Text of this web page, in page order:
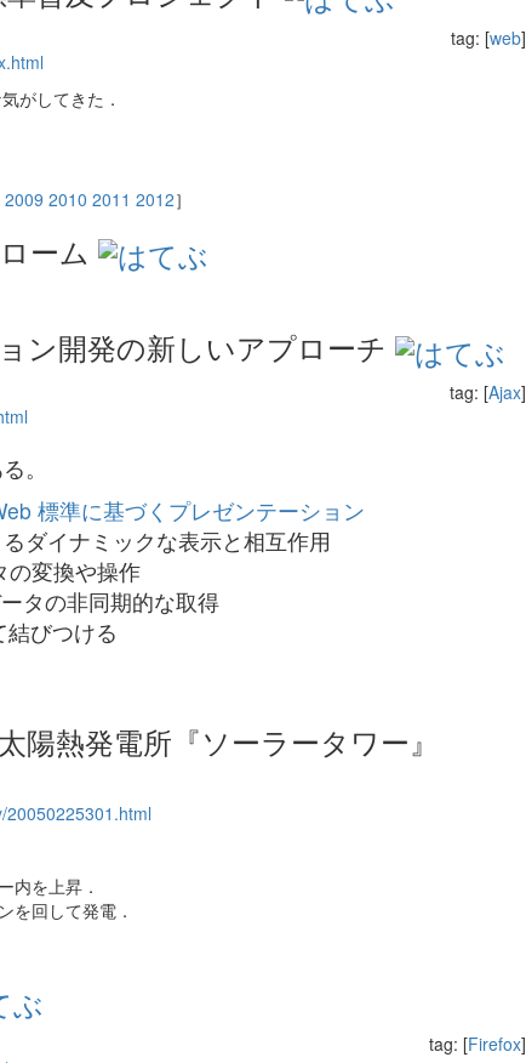
tag: [web]
がしてきた．
2009 2010 2011 2012］
ーム
ン開発の新しいアプローチ
tag: [Ajax]
。
標準に基づくプレゼンテーション
ダイナミックな表示と相互作用
の変換や操作
タの非同期的な取得
結びつける
陽熱発電所『ソーラータワー』
20050225301.html
内を上昇．
を回して発電．
tag: [Firefox]